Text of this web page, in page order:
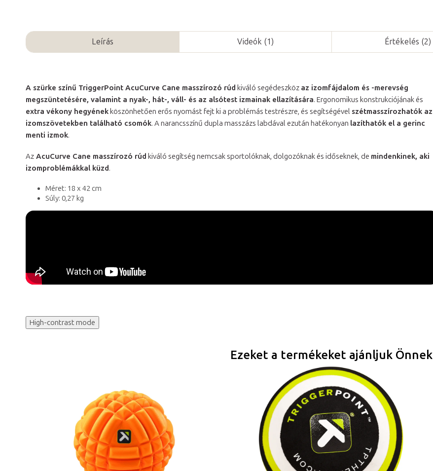
Leírás Videók (1) Értékelés (2)
A szürke színű TriggerPoint AcuCurve Cane masszírozó rúd kiváló segédeszköz az izomfájdalom és -merevség
megszüntetésére, valamint a nyak-, hát-, váll- és az alsótest izmainak ellazítására. Ergonomikus konstrukciójának és
extra vékony hegyének köszönhetően erős nyomást fejt ki a problémás testrészre, és segítségével szétmasszírozhatók az
izomszövetekben található csomók. A narancsszínű dupla masszázs labdával ezután hatékonyan lazíthatók el a gerinc
menti izmok.
Az AcuCurve Cane masszírozó rúd kiváló segítség nemcsak sportolóknak, dolgozóknak és időseknek, de mindenkinek, aki
izomproblémákkal küzd.
Méret: 18 x 42 cm
Súly: 0,27 kg
High-contrast mode
Ezeket a termékeket ajánljuk Önnek